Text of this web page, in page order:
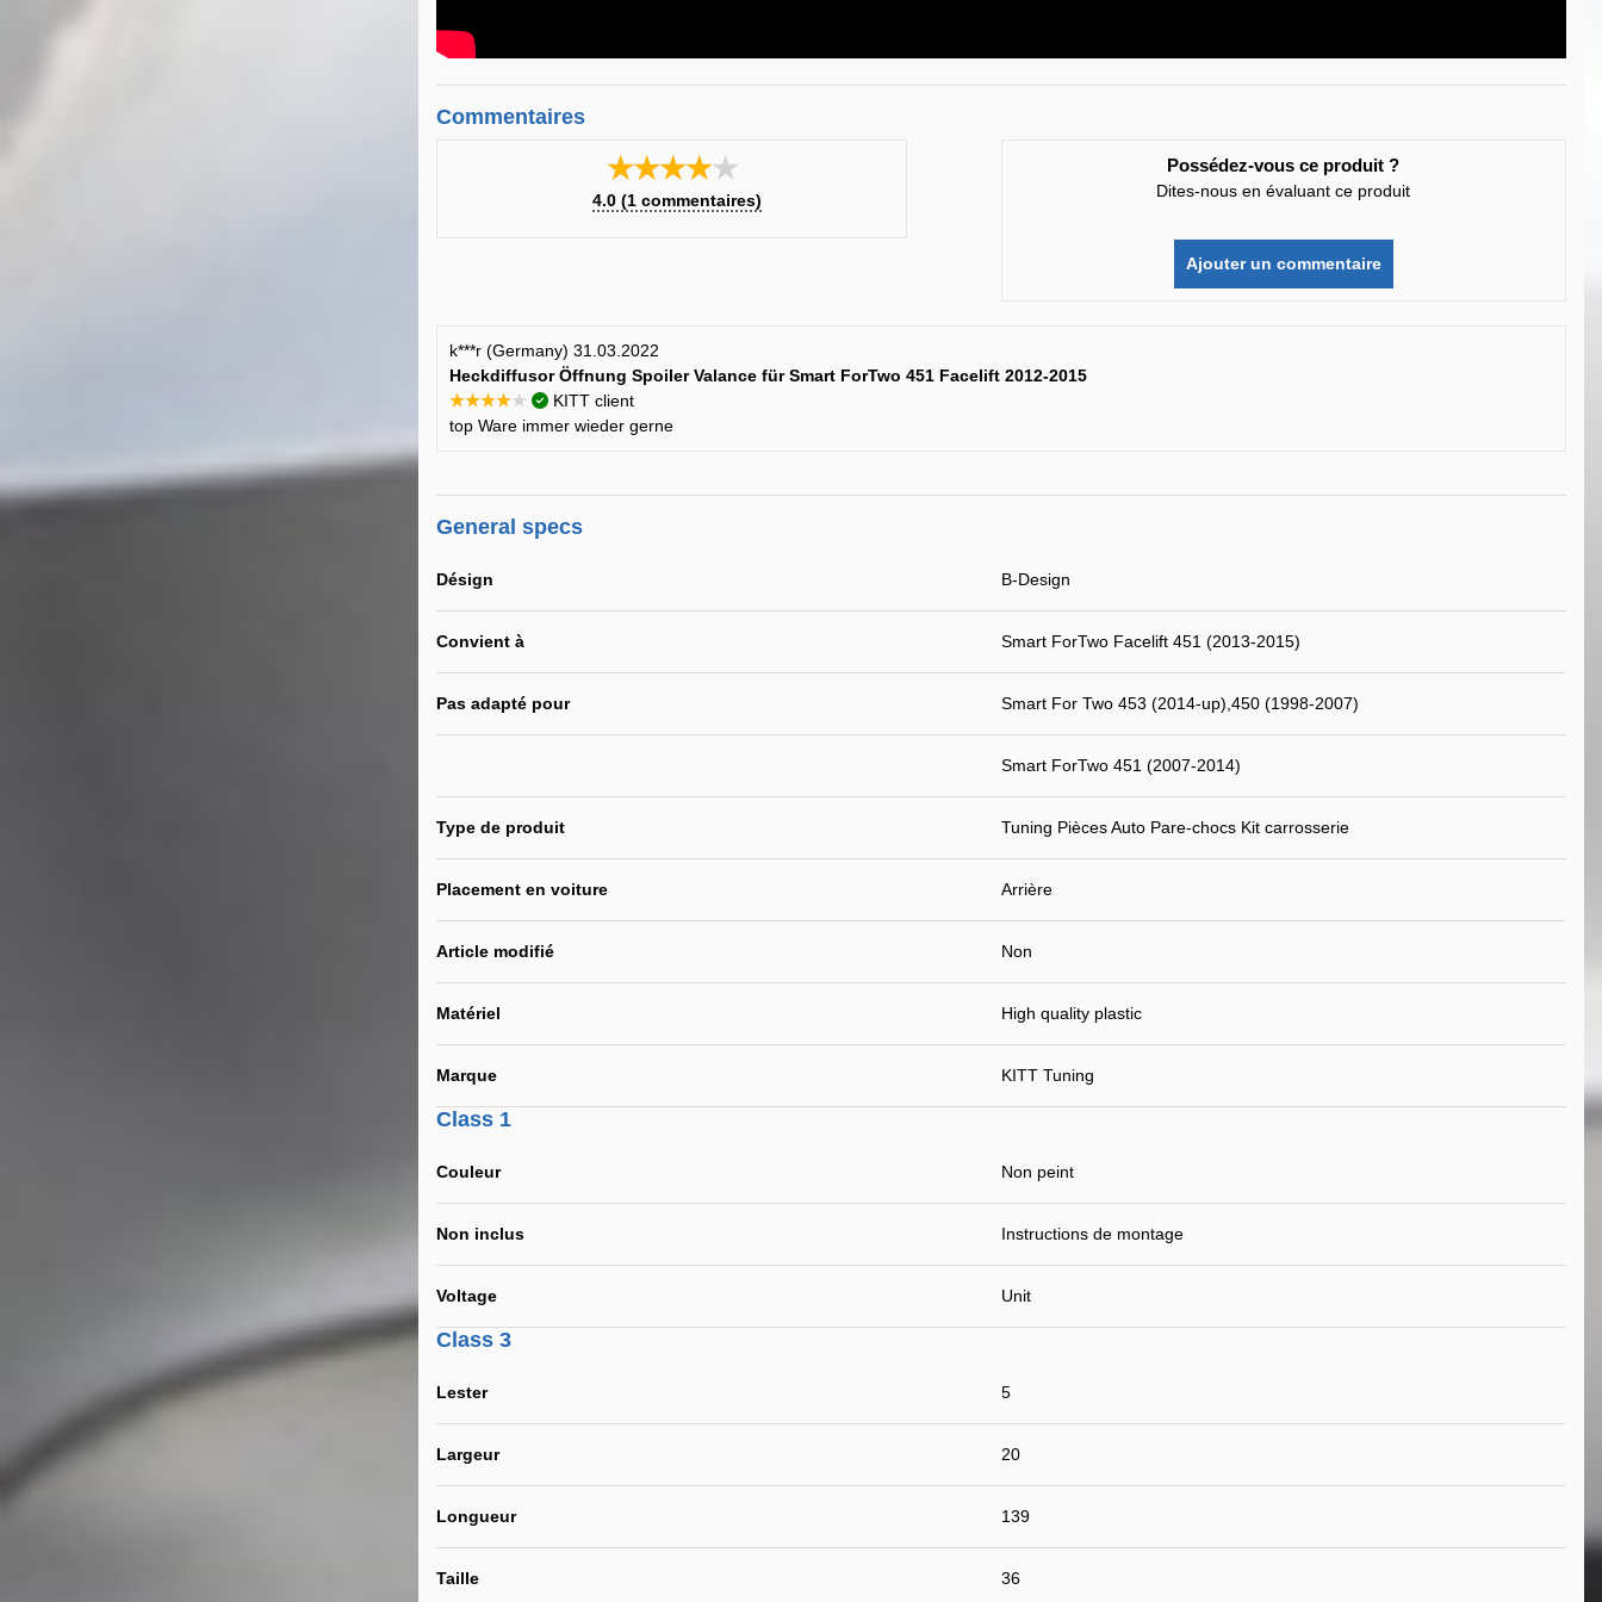
Commentaires
★★★★★
4.0(1commentaires)
Possédez-vous ce produit ?
Dites-nous en évaluant ce produit
Ajouter un commentaire
k***r (Germany) 31.03.2022
Heckdiffusor Öffnung Spoiler Valance für Smart ForTwo 451 Facelift 2012-2015
★★★★★
KITT client
top Ware immer wieder gerne
General specs
Désign B-Design
Convient à Smart ForTwo Facelift 451 (2013-2015)
Pas adapté pour Smart For Two 453 (2014-up),450 (1998-2007)
Smart ForTwo 451 (2007-2014)
Type de produit Tuning Pièces Auto Pare-chocs Kit carrosserie
Placement en voiture Arrière
Article modifié Non
Matériel High quality plastic
Marque KITT Tuning
Class 1
Couleur Non peint
Non inclus Instructions de montage
Voltage Unit
Class 3
Lester 5
Largeur 20
Longueur 139
Taille 36